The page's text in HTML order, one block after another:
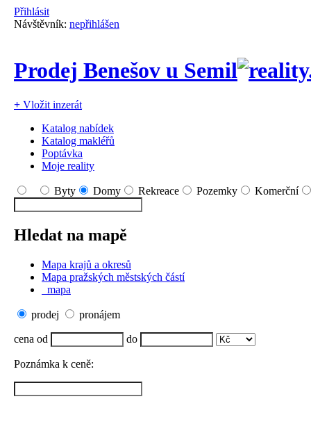
Přihlásit
Návštěvník: nepřihlášen
Prodej Benešov u Semil
+ Vložit inzerát
Katalog nabídek
Katalog makléřů
Poptávka
Moje reality
Byty Domy Rekreace Pozemky Komerční
Hledat na mapě
Mapa krajů a okresů
Mapa pražských městských částí
mapa
prodej pronájem
cena od do
Poznámka k ceně: